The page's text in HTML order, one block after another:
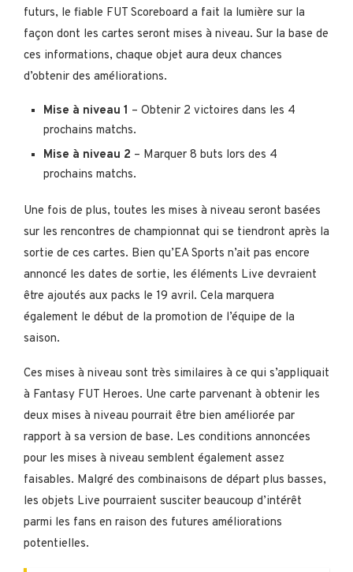
futurs, le fiable FUT Scoreboard a fait la lumière sur la
façon dont les cartes seront mises à niveau. Sur la base de
ces informations, chaque objet aura deux chances
d’obtenir des améliorations.
Mise à niveau 1 – Obtenir 2 victoires dans les 4
prochains matchs.
Mise à niveau 2 – Marquer 8 buts lors des 4
prochains matchs.
Une fois de plus, toutes les mises à niveau seront basées
sur les rencontres de championnat qui se tiendront après la
sortie de ces cartes. Bien qu’EA Sports n’ait pas encore
annoncé les dates de sortie, les éléments Live devraient
être ajoutés aux packs le 19 avril. Cela marquera
également le début de la promotion de l’équipe de la
saison.
Ces mises à niveau sont très similaires à ce qui s’appliquait
à Fantasy FUT Heroes. Une carte parvenant à obtenir les
deux mises à niveau pourrait être bien améliorée par
rapport à sa version de base. Les conditions annoncées
pour les mises à niveau semblent également assez
faisables. Malgré des combinaisons de départ plus basses,
les objets Live pourraient susciter beaucoup d’intérêt
parmi les fans en raison des futures améliorations
potentielles.